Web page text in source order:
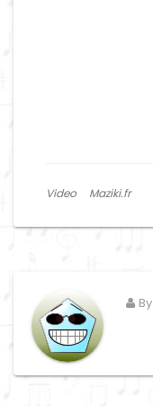
Video Maziki.fr
By